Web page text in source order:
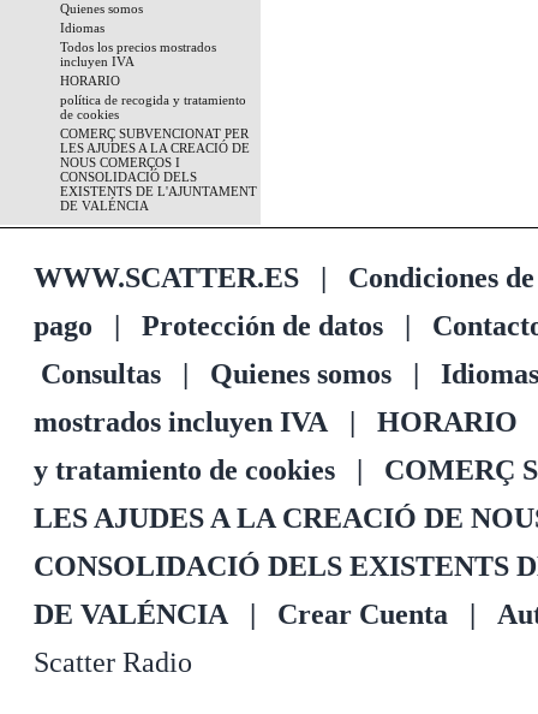
Quienes somos
Idiomas
Todos los precios mostrados
incluyen IVA
HORARIO
política de recogida y tratamiento
de cookies
COMERÇ SUBVENCIONAT PER
LES AJUDES A LA CREACIÓ DE
NOUS COMERÇOS I
CONSOLIDACIÓ DELS
EXISTENTS DE L'AJUNTAMENT
DE VALÉNCIA
WWW.SCATTER.ES | Condiciones
pago | Protección de datos |
Consultas | Quienes somos | Idiomas
mostrados incluyen IVA | HORARIO
y tratamiento de cookies | COMERÇ
LES AJUDES A LA CREACIÓ DE
CONSOLIDACIÓ DELS EXISTENTS
DE VALÉNCIA | Crear Cuenta |
Scatter Radio